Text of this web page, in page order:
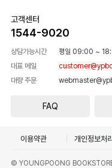
고객센터
1544-9020
상담가능시간 평일 09:00 ~
대표 메일
대량 주문
FAQ
이용약관 개인정보처
© YOUNGPOONG